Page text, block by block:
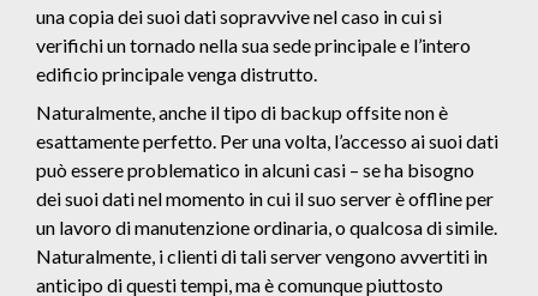
una copia dei suoi dati sopravvive nel caso in cui si
verifichi un tornado nella sua sede principale e l’intero
edificio principale venga distrutto.
Naturalmente, anche il tipo di backup offsite non è
esattamente perfetto. Per una volta, l’accesso ai suoi dati
può essere problematico in alcuni casi – se ha bisogno
dei suoi dati nel momento in cui il suo server è offline per
un lavoro di manutenzione ordinaria, o qualcosa di simile.
Naturalmente, i clienti di tali server vengono avvertiti in
anticipo di questi tempi, ma è comunque piuttosto